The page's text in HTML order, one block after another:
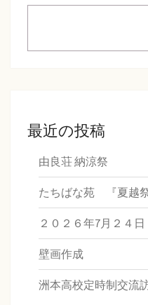
最近の投稿
由良荘 納涼祭
たちばな苑 『夏越祭
２０２６年7月２４
壁画作成
洲本高校定時制交流